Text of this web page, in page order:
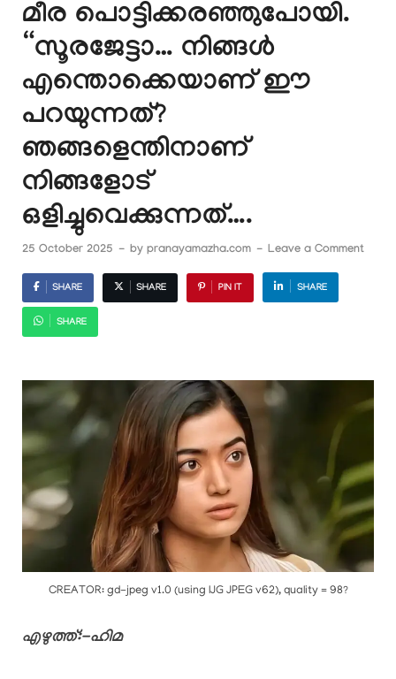
മീര പൊട്ടിക്കരഞ്ഞുപോയി.
“സൂരജേട്ടാ… നിങ്ങൾ
എന്തൊക്കെയാണ് ഈ
പറയുന്നത്?
ഞങ്ങളെന്തിനാണ്
നിങ്ങളോട്
ഒളിച്ചുവെക്കുന്നത്….
25 October 2025 - by pranayamazha.com - Leave a Comment
SHARE SHARE PIN IT SHARE
SHARE
CREATOR: gd-jpeg v1.0 (using IJG JPEG v62), quality = 98?
എഴുത്ത്:-ഹിമ